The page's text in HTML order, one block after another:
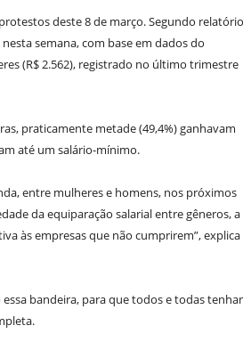
deste 8 de março. Segundo relatório
semana, com base em dados do
(R$ 2.562), registrado no último trimestre
praticamente metade (49,4%) ganhavam
até um salário-mínimo.
entre mulheres e homens, nos próximos
da equiparação salarial entre gêneros, a
às empresas que não cumprirem”, explica
bandeira, para que todos e todas